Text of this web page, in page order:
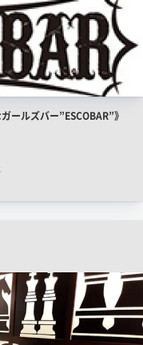
ールズバー”ESCOBAR”》